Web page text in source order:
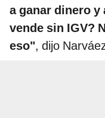
a ganar dinero
vende sin IGV?
eso", dijo